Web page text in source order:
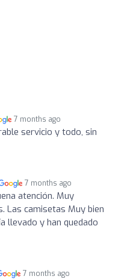
7 months ago
servicio y todo, sin
7 months ago
atención. Muy
Las camisetas Muy bien
llevado y han quedado
7 months ago